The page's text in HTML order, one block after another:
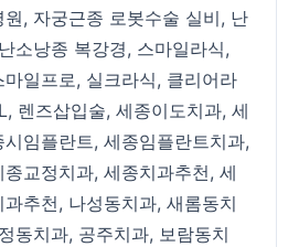
, 자궁근종 로봇수술 실비, 난
난소낭종 복강경, 스마일라식,
마일프로, 실크라식, 클리어라
, 렌즈삽입술, 세종이도치과, 세
시임플란트, 세종임플란트치과,
종교정치과, 세종치과추천, 세
추천, 나성동치과, 새롬동치
동치과, 공주치과, 보람동치